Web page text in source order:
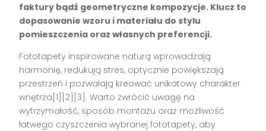
faktury bądź geometryczne kompozycje. Klucz to
dopasowanie wzoru i materiału do stylu
pomieszczenia oraz własnych preferencji.
Fototapety inspirowane naturą wprowadzają
harmonię, redukują stres, optycznie powiększają
przestrzeń i pozwalają kreować unikatowy charakter
wnętrza[1][2][3]. Warto zwrócić uwagę na
wytrzymałość, sposób montażu oraz możliwość
łatwego czyszczenia wybranej fototapety, aby